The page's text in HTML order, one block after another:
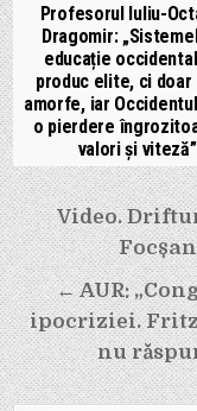
Profesorul Iuliu-
Dragomir:
educație
produc elite, ci doar
amorfe, iar
o pierdere
valori și viteză”
Navigare
în
articole
Video.
← AUR:
ipocriziei.
nu